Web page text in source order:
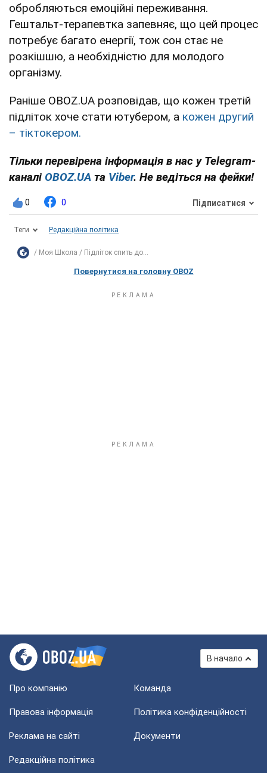
обробляються емоційні переживання.
Гештальт-терапевтка запевняє, що цей процес
потребує багато енергії, тож сон стає не
розкішшю, а необхідністю для молодого
організму.
Раніше OBOZ.UA розповідав, що кожен третій
підліток хоче стати ютубером, а кожен другий
– тіктокером.
Тільки перевірена інформація в нас у Telegram-
каналі OBOZ.UA та Viber. Не ведіться на фейки!
0 0 Підписатися
Теги Редакційна політика
Моя Школа Підліток спить до...
Повернутися на головну OBOZ
В начало
Про компанію Команда
Правова інформація Політика конфіденційності
Реклама на сайті Документи
Редакційна політика